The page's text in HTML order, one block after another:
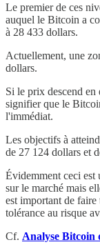
Le premier de ces
auquel le Bitcoin a
à 28 433 dollars.
Actuellement, une
dollars.
Si le prix descend en
signifier que le
l'immédiat.
Les objectifs à
de 27 124 dollars et
Évidemment ceci est
sur le marché mais
est important de faire
tolérance au risque
Cf. Analyse Bitcoin